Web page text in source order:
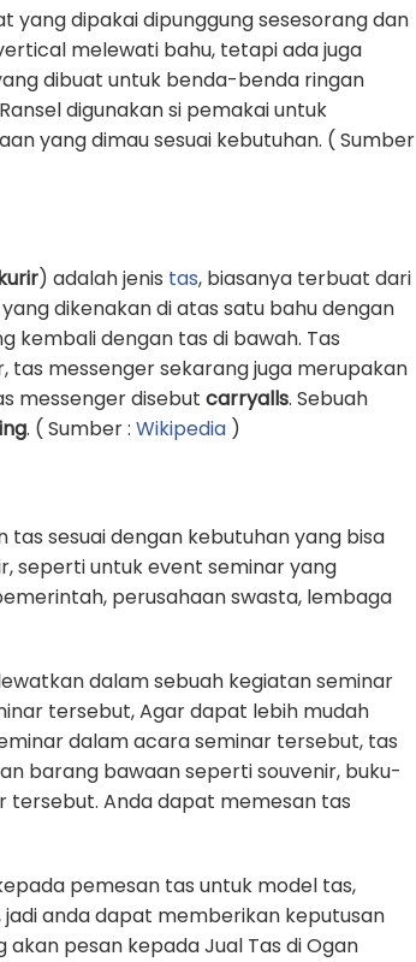
yang dipakai dipunggung sesesorang dan
melewati bahu, tetapi ada juga
dibuat untuk benda-benda ringan
digunakan si pemakai untuk
yang dimau sesuai kebutuhan. ( Sumber
) adalah jenis tas, biasanya terbuat dari
dikenakan di atas satu bahu dengan
kembali dengan tas di bawah. Tas
tas messenger sekarang juga merupakan
messenger disebut carryalls. Sebuah
. ( Sumber : Wikipedia )
sesuai dengan kebutuhan yang bisa
seperti untuk event seminar yang
perusahaan swasta, lembaga
dalam sebuah kegiatan seminar
tersebut, Agar dapat lebih mudah
dalam acara seminar tersebut, tas
barang bawaan seperti souvenir, buku-
tersebut. Anda dapat memesan tas
pemesan tas untuk model tas,
anda dapat memberikan keputusan
pesan kepada Jual Tas di Ogan